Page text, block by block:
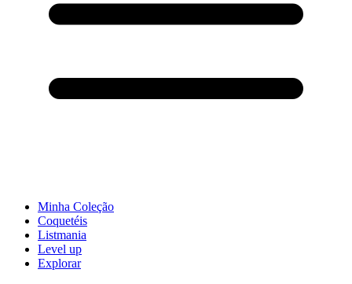
Minha Coleção
Coquetéis
Listmania
Level up
Explorar